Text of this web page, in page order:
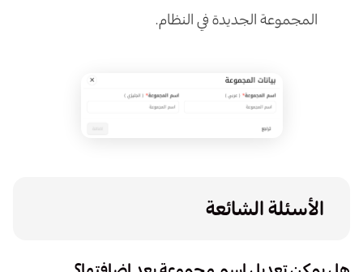
المجموعة الجديدة في النظام.
الأسئلة الشائعة